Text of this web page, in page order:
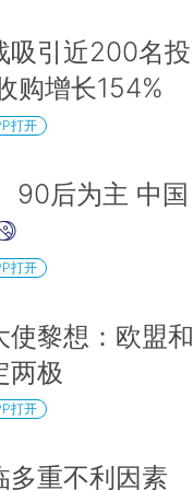
吸引近200名投
购增长154%
打开
90后为主 中国
打开
黎想：欧盟和
两极
打开
多重不利因素